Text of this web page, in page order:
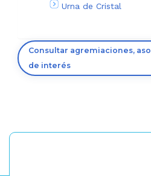
Urna de Cristal
Consultar agremiaciones,
de interés